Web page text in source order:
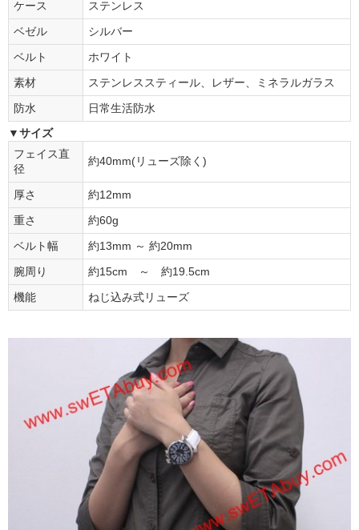
ケース
ステンレス
ベゼル
シルバー
ベルト
ホワイト
素材
ステンレススティール、レザー、ミネラルガラス
防水
日常生活防水
▼サイズ
フェイス直
径
約40mm(リューズ除く)
厚さ
約12mm
重さ
約60g
ベルト幅
約13mm ～ 約20mm
腕周り
約15cm ～ 約19.5cm
機能
ねじ込み式リューズ